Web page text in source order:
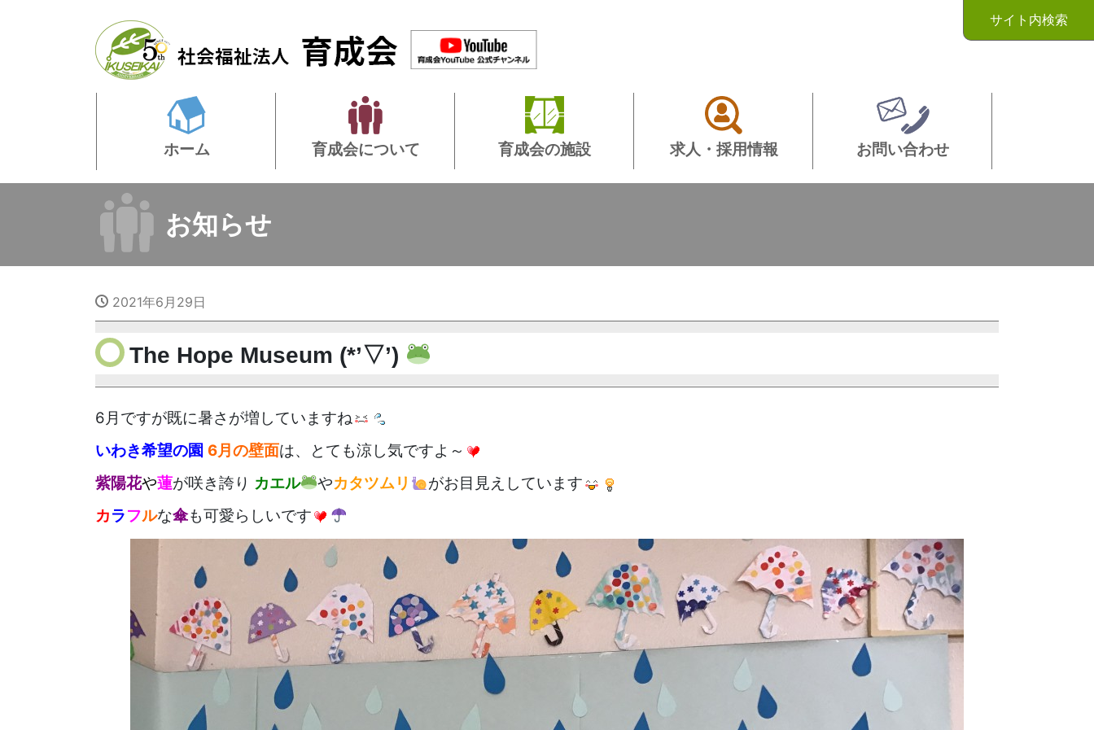
ホーム 育成会について 育成会の施設 求人・採用情報 お問い合わせ
お知らせ
2021年6月29日
The Hope Museum (*’▽’)
6月ですが既に暑さが増していますね
いわき希望の園 6月の壁面は、とても涼し気ですよ～
紫陽花や蓮が咲き誇り カエル やカタツムリ
がお目見えしています
カラフルな傘も可愛らしいです
サイト内検索